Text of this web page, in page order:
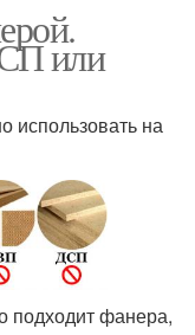
или
использовать на
подходит фанера,